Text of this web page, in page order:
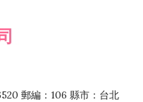
郵編：106 縣市：台北